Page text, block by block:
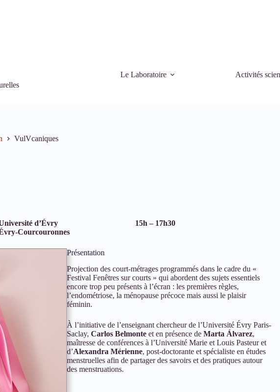
Le Laboratoire Activités
VulVcaniques
d’Évry
Courcouronnes
15h – 17h30
Présentation
Projection des court-métrages programmés dans le cadre du «
Festival Fenêtres sur courts » qui abordent des sujets essentiels
encore trop peu présents à l’écran : les premières règles,
l’endométriose, la ménopause précoce mais aussi le plaisir
féminin.
À l’initiative de l’enseignant chercheur de l’Université Évry Paris-
Saclay,Carlos Belmonteet en présence deMarta Álvarez,
maîtresse de conférences à l’Université Marie et Louis Pasteur et
d’Alexandra Mérienne, post-doctorante et spécialiste en études
menstruelles afin de partager des savoirs et des pratiques autour
des menstruations.